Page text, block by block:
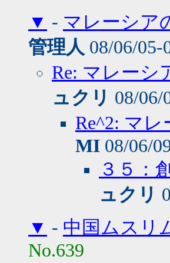
▼ - マレーシア
管理人 08/06/05-
Re: マレーシ
ュクリ 08/06/
Re^2: マ
MI 08/06/
３５：
ュクリ
▼ - 中国ムスリ
No.639